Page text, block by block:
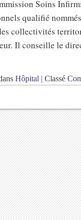
Soins
qualifié
collectivités
Il conseille le
Hôpital | Classé